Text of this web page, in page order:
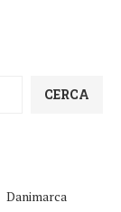
CERCA
Danimarca